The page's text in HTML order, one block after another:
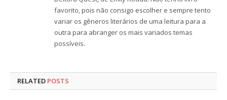
favorito, pois não consigo escolher e sempre tento
variar os gêneros literários de uma leitura para a
outra para abranger os mais variados temas
possíveis.
RELATED POSTS